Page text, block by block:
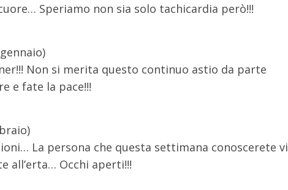
Speriamo non sia solo tachicardia però!!!
Non si merita questo continuo astio da parte
e fate la pace!!!
La persona che questa settimana conoscerete vi
all’erta… Occhi aperti!!!